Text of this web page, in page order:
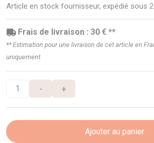
Article en stock fournisseur, expédié sous
Frais de livraison : 30 € **
** Estimation pour une livraison de cet article en
uniquement.
- +
Ajouter au panier